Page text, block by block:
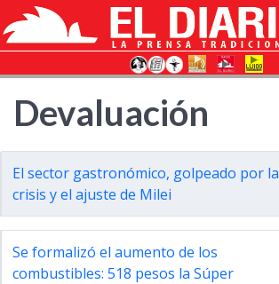
Devaluación
El sector gastronómico, golpeado por la
crisis y el ajuste de Milei
Se formalizó el aumento de los
combustibles: 518 pesos la Súper